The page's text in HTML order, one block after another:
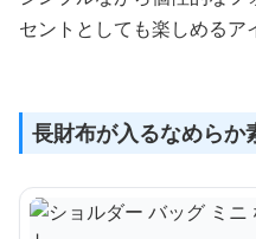
セントとしても楽しめるア
長財布が入るなめらか